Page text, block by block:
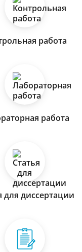
работа
работа
для диссертации